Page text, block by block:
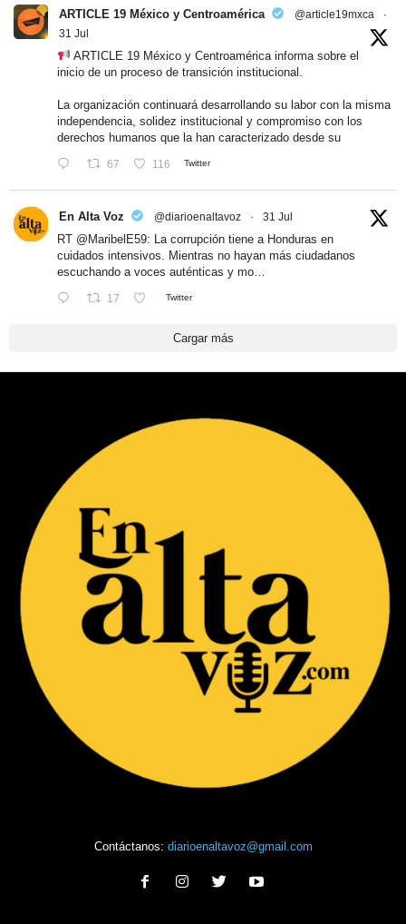
ARTICLE 19 México y Centroamérica @article19mxca
·
31 Jul
ARTICLE 19 México y Centroamérica informa sobre el
inicio de un proceso de transición institucional.
La organización continuará desarrollando su labor con la misma
independencia, solidez institucional y compromiso con los
derechos humanos que la han caracterizado desde su
67 116 Twitter
En Alta Voz @diarioenaltavoz · 31 Jul
RT @MaribelE59: La corrupción tiene a Honduras en
cuidados intensivos. Mientras no hayan más ciudadanos
escuchando a voces auténticas y mo…
17 Twitter
Cargar más
Contáctanos: diarioenaltavoz@gmail.com